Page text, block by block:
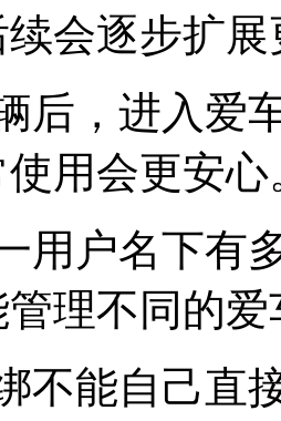
续会逐步扩
后，进入爱
用会更安心
用户名下有
理不同的爱
不能自己直